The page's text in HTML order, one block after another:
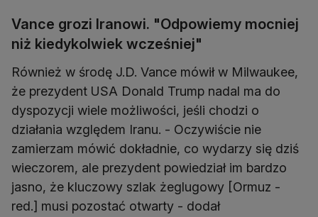
Vance grozi Iranowi. "Odpowiemy mocniej
niż kiedykolwiek wcześniej"
Również w środę J.D. Vance mówił w Milwaukee,
że prezydent USA Donald Trump nadal ma do
dyspozycji wiele możliwości, jeśli chodzi o
działania względem Iranu. - Oczywiście nie
zamierzam mówić dokładnie, co wydarzy się dziś
wieczorem, ale prezydent powiedział im bardzo
jasno, że kluczowy szlak żeglugowy [Ormuz -
red.] musi pozostać otwarty - dodał